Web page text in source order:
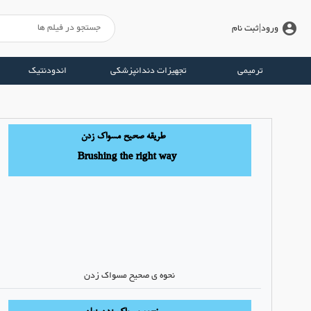
account_circle ورود|ثبت نام
ترمیمی تجهیزات دندانپزشکی اندودنتیک
نحوه ی صحیح مسواک زدن